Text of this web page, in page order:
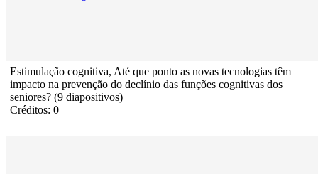
Estimulação cognitiva, Até que ponto as novas tecnologias têm
impacto na prevenção do declínio das funções cognitivas dos
seniores? (9 diapositivos)
Créditos: 0